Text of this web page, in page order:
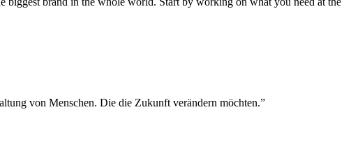
von Menschen. Die die Zukunft verändern möchten.”